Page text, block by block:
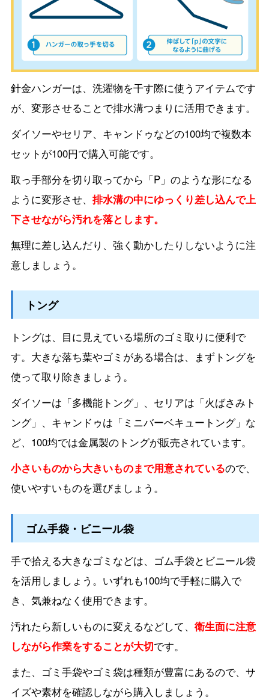
針金ハンガーは、洗濯物を干す際に使うアイテムです
が、変形させることで排水溝つまりに活用できます。
ダイソーやセリア、キャンドゥなどの100均で複数本
セットが100円で購入可能です。
取っ手部分を切り取ってから「P」のような形になる
ように変形させ、 排水溝の中にゆっくり差し込んで上
下させながら汚れを落とします。
無理に差し込んだり、強く動かしたりしないように注
意しましょう。
トング
トングは、目に見えている場所のゴミ取りに便利で
す。大きな落ち葉やゴミがある場合は、まずトングを
使って取り除きましょう。
ダイソーは「多機能トング」、セリアは「火ばさみト
ング」、キャンドゥは「ミニバーベキュートング」な
ど、100均では金属製のトングが販売されています。
小さいものから大きいものまで用意されているので、
使いやすいものを選びましょう。
ゴム手袋・ビニール袋
手で拾える大きなゴミなどは、ゴム手袋とビニール袋
を活用しましょう。いずれも100均で手軽に購入で
き、気兼ねなく使用できます。
汚れたら新しいものに変えるなどして、 衛生面に注意
しながら作業をすることが大切です。
また、ゴミ手袋やゴミ袋は種類が豊富にあるので、サ
イズや素材を確認しながら購入しましょう。